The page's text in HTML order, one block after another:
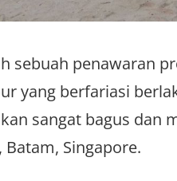
sebuah penawaran
yang berfariasi
sangat bagus dan
Singapore.